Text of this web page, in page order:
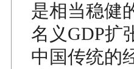
是相当稳健
名义GDP扩
中国传统的